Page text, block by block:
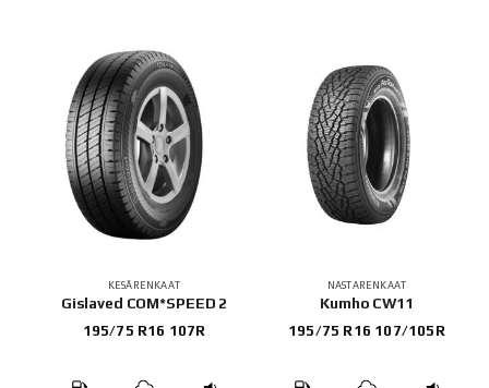
KESÄRENKAAT
Gislaved COM*SPEED 2
195/75 R16 107R
NASTARENKAAT
Kumho CW11
195/75 R16 107/105R